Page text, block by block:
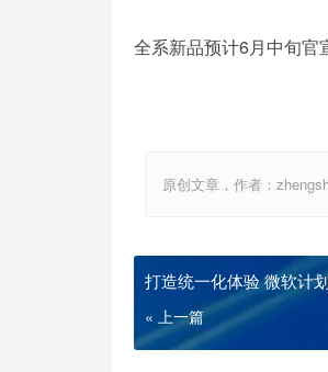
全系新品预计6月中旬官
原创文章，作者：
打造统一化体验 微软计
方应用更新
« 上一篇